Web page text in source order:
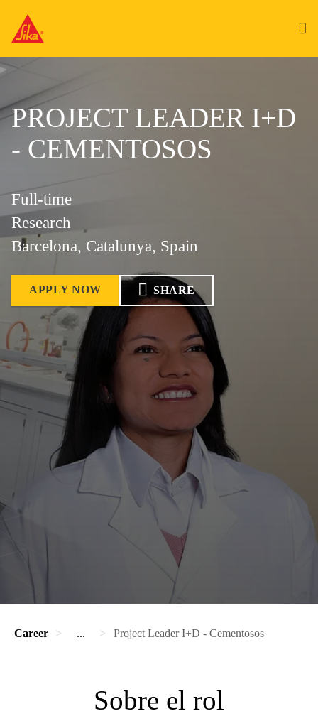
PROJECT LEADER I+D
- CEMENTOSOS
Full-time
Research
Barcelona, Catalunya, Spain
APPLY NOW SHARE
Career ... Project Leader I+D - Cementosos
Sobre el rol